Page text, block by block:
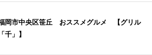
岡市中央区笹丘 おススメグルメ 【グリル
「千」】